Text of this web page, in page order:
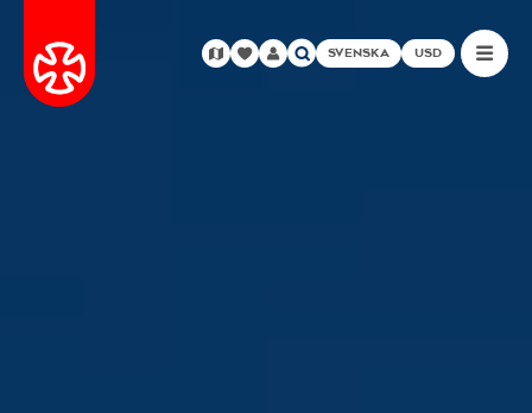
SVENSKA USD